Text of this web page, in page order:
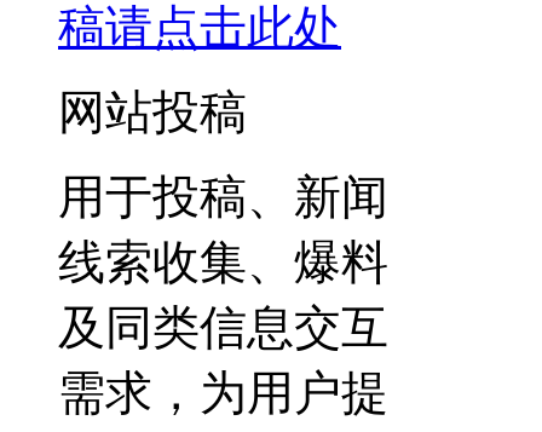
稿请点击此处
网站投稿
用于投稿、新闻
线索收集、爆料
及同类信息交互
需求，为用户提